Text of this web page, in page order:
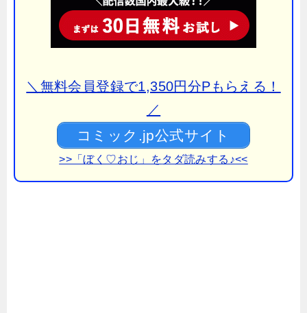
＼無料会員登録で1,350円分Pもらえる！
／
コミック.jp公式サイト
>>「ぼく♡おじ」をタダ読みする♪<<